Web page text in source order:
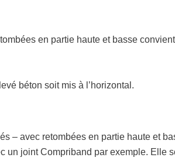
en partie haute et basse
béton soit mis à l’horizontal.
– avec retombées en partie haute et
joint Compriband par exemple. Elle